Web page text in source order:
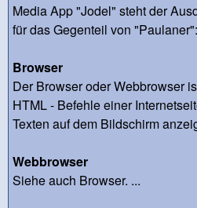
Media App "Jodel" steht der
für das Gegenteil von
Browser
Der Browser oder Webbrowser
HTML - Befehle einer
Texten auf dem Bildschirm
Webbrowser
Siehe auch Browser. ...